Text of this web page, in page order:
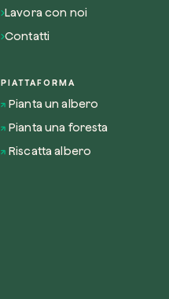
Lavora con noi
Contatti
PIATTAFORMA
Pianta un albero
Pianta una foresta
Riscatta albero